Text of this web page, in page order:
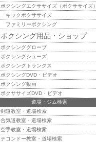
ボクシングエクササイズ（ボクササイズ）
キックボクササイズ
ファミリーボクシング
ボクシング用品・ショップ
ボクシンググローブ
ボクシングシューズ
ボクシングトランクス
ボクシングDVD・ビデオ
ボクシング動画
ボクササイズDVD・ビデオ
道場・ジム検索
剣道教室・道場検索
合気道教室・道場検索
空手教室・道場検索
テコンドー教室・道場検索